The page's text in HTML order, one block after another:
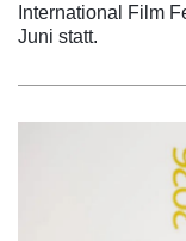
International Film
Juni statt.